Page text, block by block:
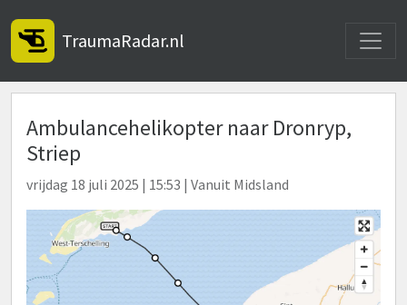
TraumaRadar.nl
Ambulancehelikopter naar Dronryp,
Striep
vrijdag 18 juli 2025 | 15:53 | Vanuit Midsland